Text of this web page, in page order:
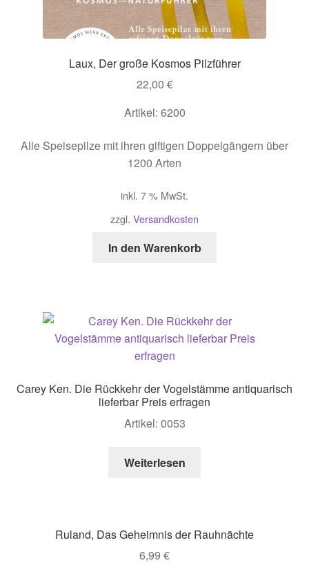
Laux, Der große Kosmos Pilzführer
22,00 €
Artikel: 6200
Alle Speisepilze mit ihren giftigen Doppelgängern über
1200 Arten
inkl. 7 % MwSt.
zzgl. Versandkosten
In den Warenkorb
Carey Ken. Die Rückkehr der Vogelstämme antiquarisch
lieferbar Preis erfragen
Artikel: 0053
Weiterlesen
Ruland, Das Geheimnis der Rauhnächte
6,99 €